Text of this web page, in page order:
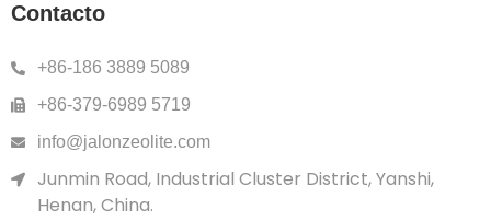
Contacto
+86-186 3889 5089
+86-379-6989 5719
info@jalonzeolite.com
Junmin Road, Industrial Cluster District, Yanshi,
Henan, China.